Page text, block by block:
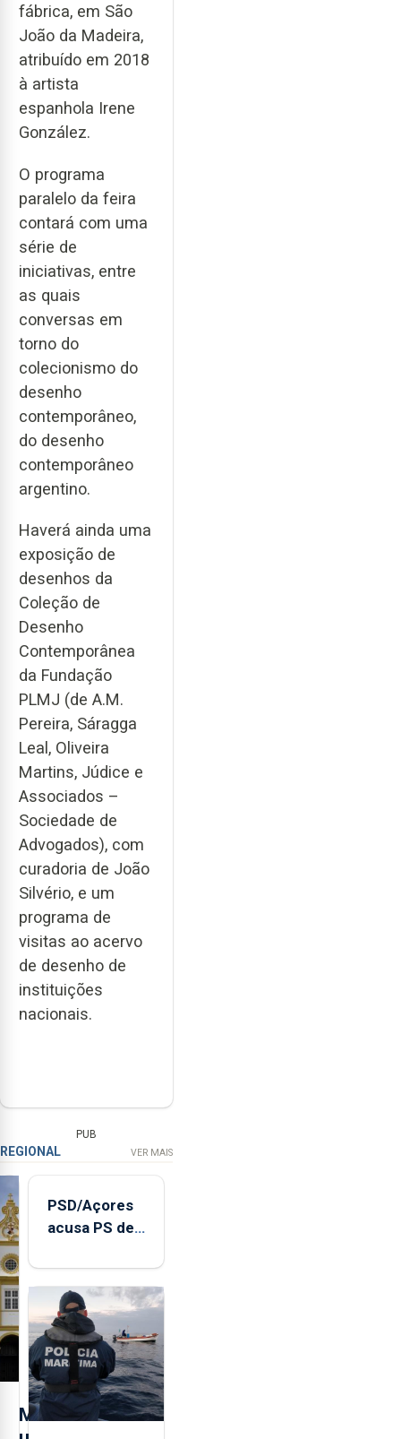
fábrica, em São
João da Madeira,
atribuído em 2018
à artista
espanhola Irene
González.
O programa
paralelo da feira
contará com uma
série de
iniciativas, entre
as quais
conversas em
torno do
colecionismo do
desenho
contemporâneo,
do desenho
contemporâneo
argentino.
Haverá ainda uma
exposição de
desenhos da
Coleção de
Desenho
Contemporânea
da Fundação
PLMJ (de A.M.
Pereira, Sáragga
Leal, Oliveira
Martins, Júdice e
Associados –
Sociedade de
Advogados), com
curadoria de João
Silvério, e um
programa de
visitas ao acervo
de desenho de
instituições
nacionais.
PUB
REGIONAL VER MAIS
M
PSD/Açores
acusa PS de
contraditória"
sobre
evolução
turística